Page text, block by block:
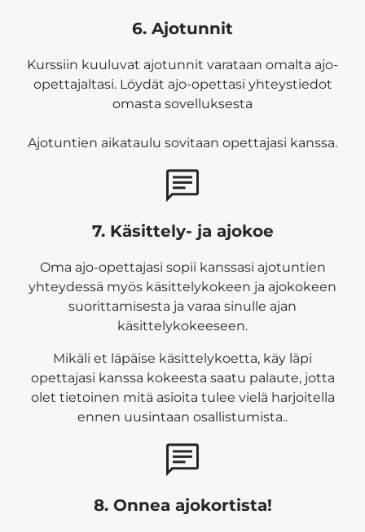
6. Ajotunnit
Kurssiin kuuluvat ajotunnit varataan omalta ajo-
opettajaltasi. Löydät ajo-opettasi yhteystiedot
omasta sovelluksesta
Ajotuntien aikataulu sovitaan opettajasi kanssa.
7. Käsittely- ja ajokoe
Oma ajo-opettajasi sopii kanssasi ajotuntien
yhteydessä myös käsittelykokeen ja ajokokeen
suorittamisesta ja varaa sinulle ajan
käsittelykokeeseen.
Mikäli et läpäise käsittelykoetta, käy läpi
opettajasi kanssa kokeesta saatu palaute, jotta
olet tietoinen mitä asioita tulee vielä harjoitella
ennen uusintaan osallistumista..
8. Onnea ajokortista!